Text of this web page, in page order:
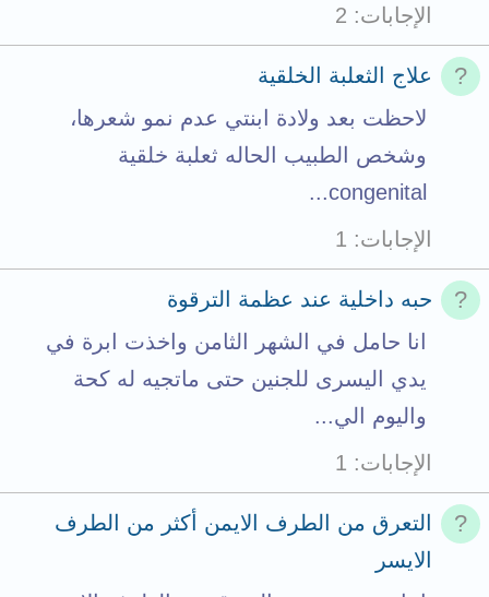
الإجابات
2
علاج الثعلبة الخلقية
لاحظت بعد ولادة ابنتي عدم نمو شعرها،
وشخص الطبيب الحاله ثعلبة خلقية
congenital...
الإجابات
1
حبه داخلية عند عظمة الترقوة
انا حامل في الشهر الثامن واخذت ابرة في
يدي اليسرى للجنين حتى ماتجيه له كحة
واليوم الي...
الإجابات
1
التعرق من الطرف الايمن أكثر من الطرف
الايسر